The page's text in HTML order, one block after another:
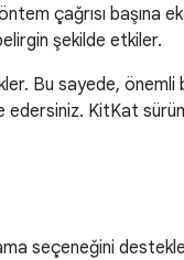
çağrısı başına ek
şekilde etkiler.
Bu sayede, önemli
edersiniz. KitKat
seçeneğini